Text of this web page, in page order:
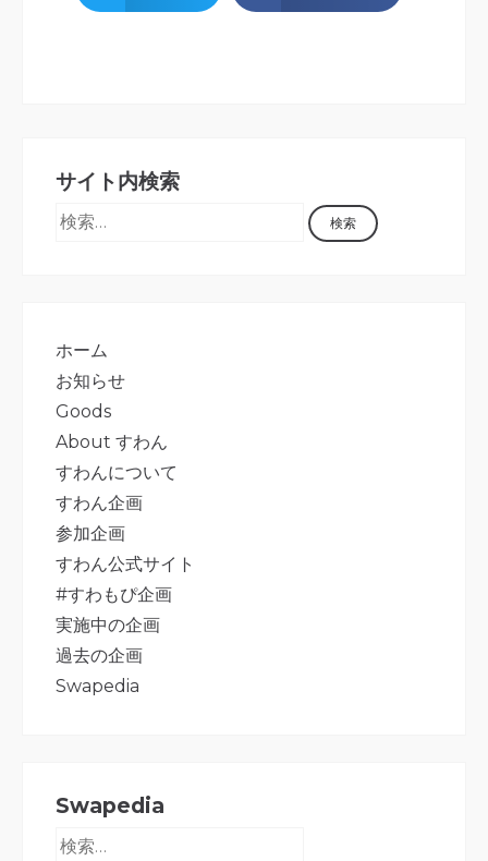
サイト内検索
ホーム
お知らせ
Goods
About すわん
すわんについて
すわん企画
参加企画
すわん公式サイト
#すわもぴ企画
実施中の企画
過去の企画
Swapedia
Swapedia